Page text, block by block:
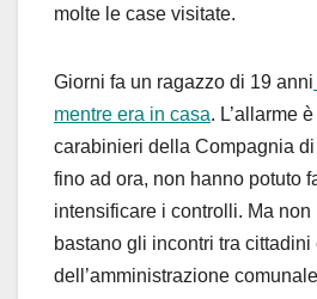
molte le case visitate.
Giorni fa un ragazzo di 19 anni
mentre era in casa. L’allarme
carabinieri della Compagnia
fino ad ora, non hanno potuto
intensificare i controlli. Ma non
bastano gli incontri tra cittadini
dell’amministrazione